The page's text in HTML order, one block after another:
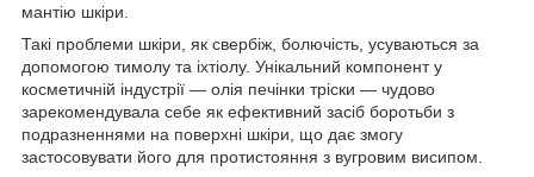
мантію шкіри.
Такі проблеми шкіри, як свербіж, болючість, усуваються за
допомогою тимолу та іхтіолу. Унікальний компонент у
косметичній індустрії — олія печінки тріски — чудово
зарекомендувала себе як ефективний засіб боротьби з
подразненнями на поверхні шкіри, що дає змогу
застосовувати його для протистояння з вугровим висипом.